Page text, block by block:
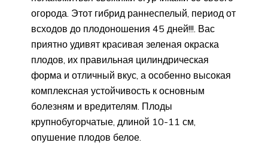
огорода. Этот гибрид раннеспелый, период от
всходов до плодоношения 45 дней!!!. Вас
приятно удивят красивая зеленая окраска
плодов, их правильная цилиндрическая
форма и отличный вкус, а особенно высокая
комплексная устойчивость к основным
болезням и вредителям. Плоды
крупнобугорчатые, длиной 10-11 см,
опушение плодов белое.